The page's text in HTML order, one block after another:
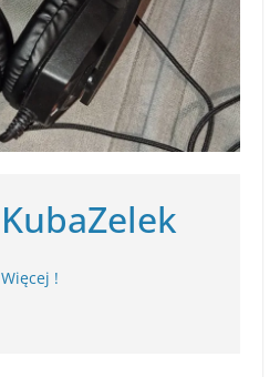
KubaZelek
Więcej !